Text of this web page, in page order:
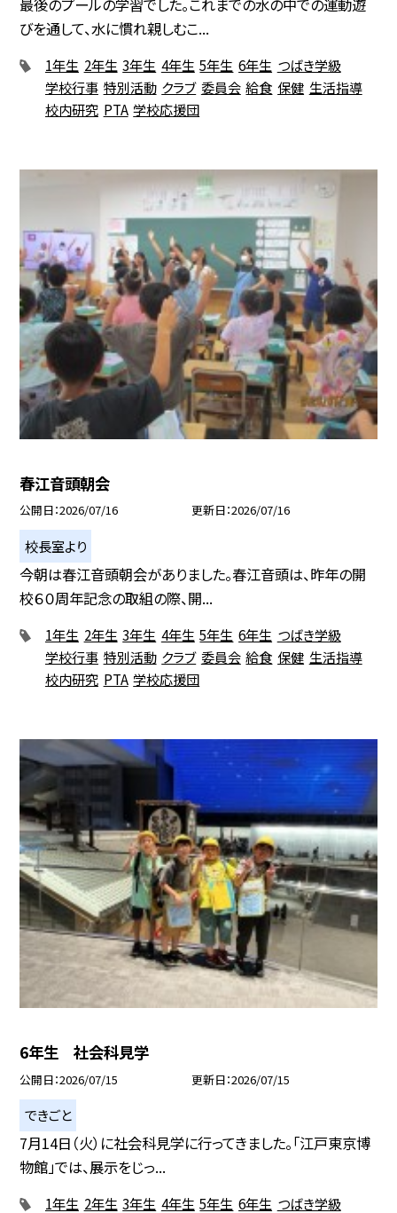
最後のプールの学習でした。これまでの水の中での運動遊
びを通して、水に慣れ親しむこ...
1年生 2年生 3年生 4年生 5年生 6年生 つばき学級
学校行事 特別活動 クラブ 委員会 給食 保健 生活指導
校内研究 PTA 学校応援団
春江音頭朝会
公開日 2026/07/16 更新日 2026/07/16
校長室より
今朝は春江音頭朝会がありました。春江音頭は、昨年の開
校６０周年記念の取組の際、開...
1年生 2年生 3年生 4年生 5年生 6年生 つばき学級
学校行事 特別活動 クラブ 委員会 給食 保健 生活指導
校内研究 PTA 学校応援団
6年生 社会科見学
公開日 2026/07/15 更新日 2026/07/15
できごと
7月14日（火）に社会科見学に行ってきました。「江戸東京博
物館」では、展示をじっ...
1年生 2年生 3年生 4年生 5年生 6年生 つばき学級